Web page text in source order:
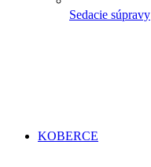
Sedacie súpravy
KOBERCE